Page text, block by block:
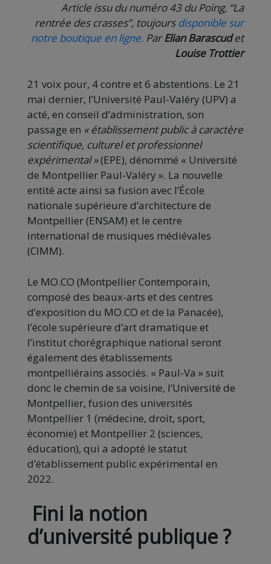
Article issu du numéro 43 du Poing, “La
rentrée des crasses”, toujours disponible sur
notre boutique en ligne. ParElian Barascudet
Louise Trottier
21 voix pour, 4 contre et 6 abstentions. Le 21
mai dernier, l’Université Paul-Valéry (UPV) a
acté, en conseil d’administration, son
passage en « établissement public à caractère
scientifique, culturel et professionnel
expérimental »(EPE), dénommé « Université
de Montpellier Paul-Valéry ». La nouvelle
entité acte ainsi sa fusion avec l’École
nationale supérieure d’architecture de
Montpellier (ENSAM) et le centre
international de musiques médiévales
(CIMM).
Le MO.CO (Montpellier Contemporain,
composé des beaux-arts et des centres
d’exposition du MO.CO et de la Panacée),
l’école supérieure d’art dramatique et
l’institut chorégraphique national seront
également des établissements
montpelliérains associés. « Paul-Va » suit
donc le chemin de sa voisine, l’Université de
Montpellier, fusion des universités
Montpellier 1 (médecine, droit, sport,
économie) et Montpellier 2 (sciences,
éducation), qui a adopté le statut
d’établissement public expérimental en
2022.
Fini la notion
d’université publique ?